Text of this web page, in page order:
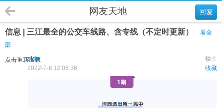
回复
网友天地
信息 | 三江最全的公交车线路、含专线（不定时更新）
看全
部
点击重新加载 楼主
sjdw
收藏
2022-7-6 12:06:36